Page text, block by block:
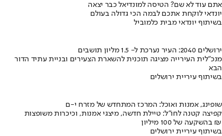
אתם עוד לא שם? הטיסה למונדיאל כבר יצאה
יונדאי לוקחת אתכם לבמה הכי גדולה בעולם
בשיתוף יונדאי מבית כלמוביל
ירושלים 2040: העיר נערכת ל- 1.5 מליון תושבים
מנכ"לית העירייה מציגה תוכנית להשארת הצעירים ובניית עתיד הדור
הבא
בשיתוף עיריית ירושלים
שופינג, אמנות ואוכל: המרכז המתחדש של מזרח י-ם
קפיצה קטנה לחו"ל: טיילת חדשה, מיצגי אמנות, וכיכרות משופצות
בהשקעה של 100 מיליון ₪
בשיתוף עיריית ירושלים